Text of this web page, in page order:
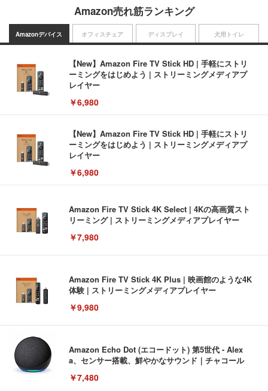
Amazon売れ筋ランキング
Amazonデバイス
【New】Amazon Fire TV Stick HD | 手軽にストリ
ーミングをはじめよう | ストリーミングメディアプ
レイヤー
￥6,980
【New】Amazon Fire TV Stick HD | 手軽にストリ
ーミングをはじめよう | ストリーミングメディアプ
レイヤー
￥6,980
Amazon Fire TV Stick 4K Select | 4Kの高画質スト
リーミング | ストリーミングメディアプレイヤー
￥7,980
Amazon Fire TV Stick 4K Plus | 映画館のような4K
体験 | ストリーミングメディアプレイヤー
￥9,980
Amazon Echo Dot (エコードット) 第5世代 - Alex
a、センサー搭載、鮮やかなサウンド｜チャコール
￥7,480
オフィスチェア ディスプレイ 犬用トイレ